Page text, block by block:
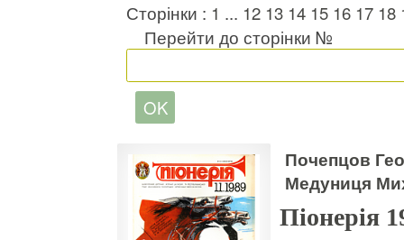
Сторінки : 1 ... 12 13 14 15 16 17 18
Перейти до сторінки №
Почепцов
Медуниця
Піонерія